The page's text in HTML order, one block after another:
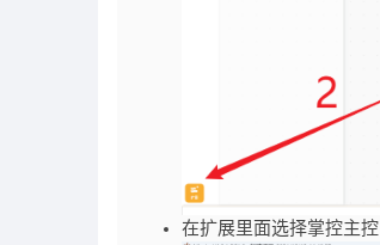
在扩展里面选择掌控主控